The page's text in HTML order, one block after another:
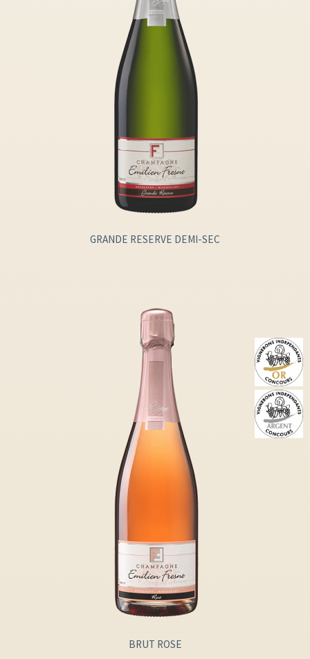
GRANDE RESERVE DEMI-SEC
BRUT ROSE